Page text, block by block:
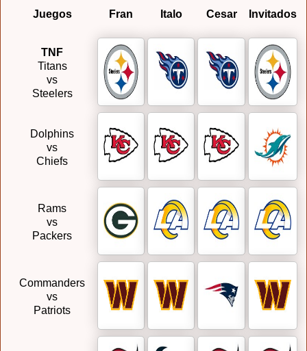
Juegos Fran Italo Cesar Invitados
TNF
Titans
vs
Steelers
Dolphins
vs
Chiefs
Rams
vs
Packers
Commanders
vs
Patriots